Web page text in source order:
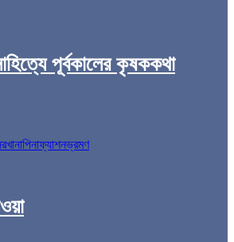
পূর্বকালের কৃষককথা
খানাপিনাফ্যাশনভ্রমণ